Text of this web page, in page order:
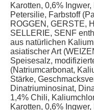
Karotten, 0,6%
Petersilie, Farbstoff
ROGGEN, GERSTE,
SELLERIE, SENF
aus natürlichen
asiatischer Art
Speisesalz,
(Natriumcarbonat,
Stärke,
Dinatriuminosinat,
1,4% Chili,
Karotten, 0,6%